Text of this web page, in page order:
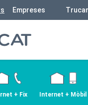
Empreses
+ Fix Internet + Mòbil